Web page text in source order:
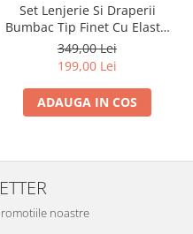
Set Lenjerie Si Draperii
Bumbac Tip Finet Cu Elastic
- Dansul Fluturilor
349,00 Lei
199,00 Lei
ADAUGA IN COS
noastre